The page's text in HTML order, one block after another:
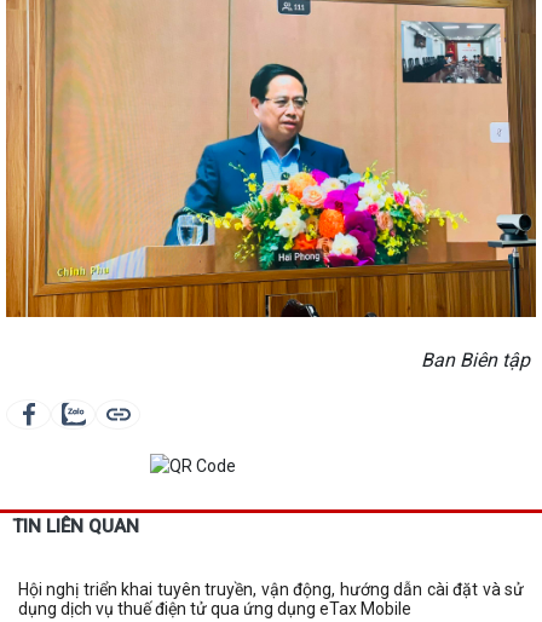
Ban Biên tập
TIN LIÊN QUAN
Hội nghị triển khai tuyên truyền, vận động, hướng dẫn cài đặt và sử
dụng dịch vụ thuế điện tử qua ứng dụng eTax Mobile